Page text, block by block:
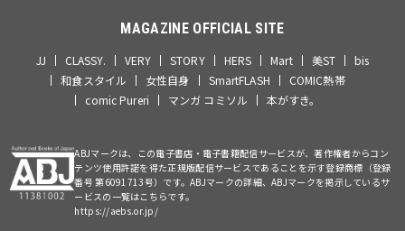
MAGAZINE OFFICIAL SITE
JJ CLASSY. VERY STORY HERS Mart 美ST
bis
和食スタイル
女性自身 SmartFLASH
COMIC熱帯
comic Pureri
マンガ コミソル 本がすき。
ABJマークは、この電子書店・電子書籍配信サービスが、著作権者からコン
テンツ使用許諾を得た正規版配信サービスであることを示す登録商標（登録
番号 第6091713号）です。ABJマークの詳細、ABJマークを掲示しているサ
ービスの一覧はこちらです。
https://aebs.or.jp/